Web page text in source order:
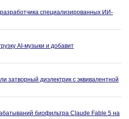
специализированных ИИ-
AI-музыки и добавит
затворный диэлектрик с эквивалентной
биофильтра Claude Fable 5 на